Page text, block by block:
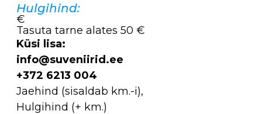
Hulgihind:
€
Tasuta tarne alates 50 €
Küsi lisa:
info@suveniirid.ee
+372 6213 004
Jaehind (sisaldab km.-i),
Hulgihind (+ km.)